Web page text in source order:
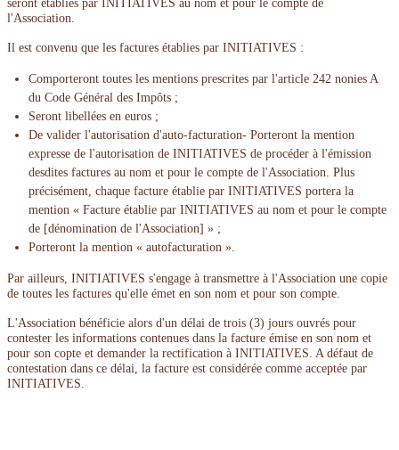
seront établies par INITIATIVES au nom et pour le compte de
l'Association.
Il est convenu que les factures établies par INITIATIVES :
Comporteront toutes les mentions prescrites par l'article 242 nonies A
du Code Général des Impôts ;
Seront libellées en euros ;
De valider l'autorisation d'auto-facturation- Porteront la mention
expresse de l'autorisation de INITIATIVES de procéder à l'émission
desdites factures au nom et pour le compte de l'Association. Plus
précisément, chaque facture établie par INITIATIVES portera la
mention « Facture établie par INITIATIVES au nom et pour le compte
de [dénomination de l'Association] » ;
Porteront la mention « autofacturation ».
Par ailleurs, INITIATIVES s'engage à transmettre à l'Association une copie
de toutes les factures qu'elle émet en son nom et pour son compte.
L'Association bénéficie alors d'un délai de trois (3) jours ouvrés pour
contester les informations contenues dans la facture émise en son nom et
pour son copte et demander la rectification à INITIATIVES. A défaut de
contestation dans ce délai, la facture est considérée comme acceptée par
INITIATIVES.